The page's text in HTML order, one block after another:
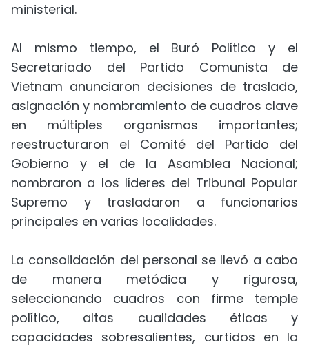
ministerial.
Al mismo tiempo, el Buró Político y el
Secretariado del Partido Comunista de
Vietnam anunciaron decisiones de traslado,
asignación y nombramiento de cuadros clave
en múltiples organismos importantes;
reestructuraron el Comité del Partido del
Gobierno y el de la Asamblea Nacional;
nombraron a los líderes del Tribunal Popular
Supremo y trasladaron a funcionarios
principales en varias localidades.
La consolidación del personal se llevó a cabo
de manera metódica y rigurosa,
seleccionando cuadros con firme temple
político, altas cualidades éticas y
capacidades sobresalientes, curtidos en la